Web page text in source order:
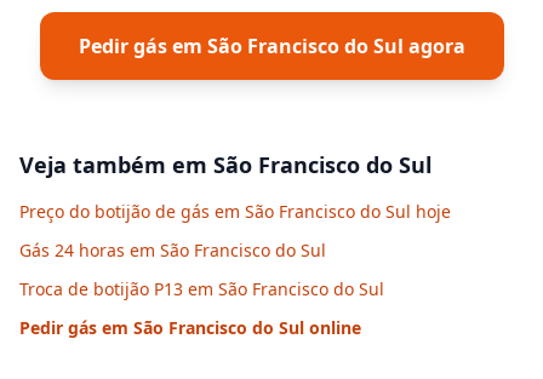
Pedir gás em São Francisco do Sul agora
Veja também em São Francisco do Sul
Preço do botijão de gás em São Francisco do Sul hoje
Gás 24 horas em São Francisco do Sul
Troca de botijão P13 em São Francisco do Sul
Pedir gás em São Francisco do Sul online